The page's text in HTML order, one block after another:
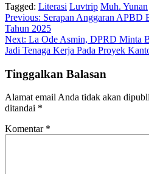
Tagged: Literasi Luvtrip Muh. Yunan
Navigasi
pos
Previous: Serapan Anggaran APBD
Tahun 2025
Next: La Ode Asmin, DPRD Minta
Jadi Tenaga Kerja Pada Proyek
Tinggalkan Balasan
Alamat email Anda tidak akan
ditandai *
Komentar *